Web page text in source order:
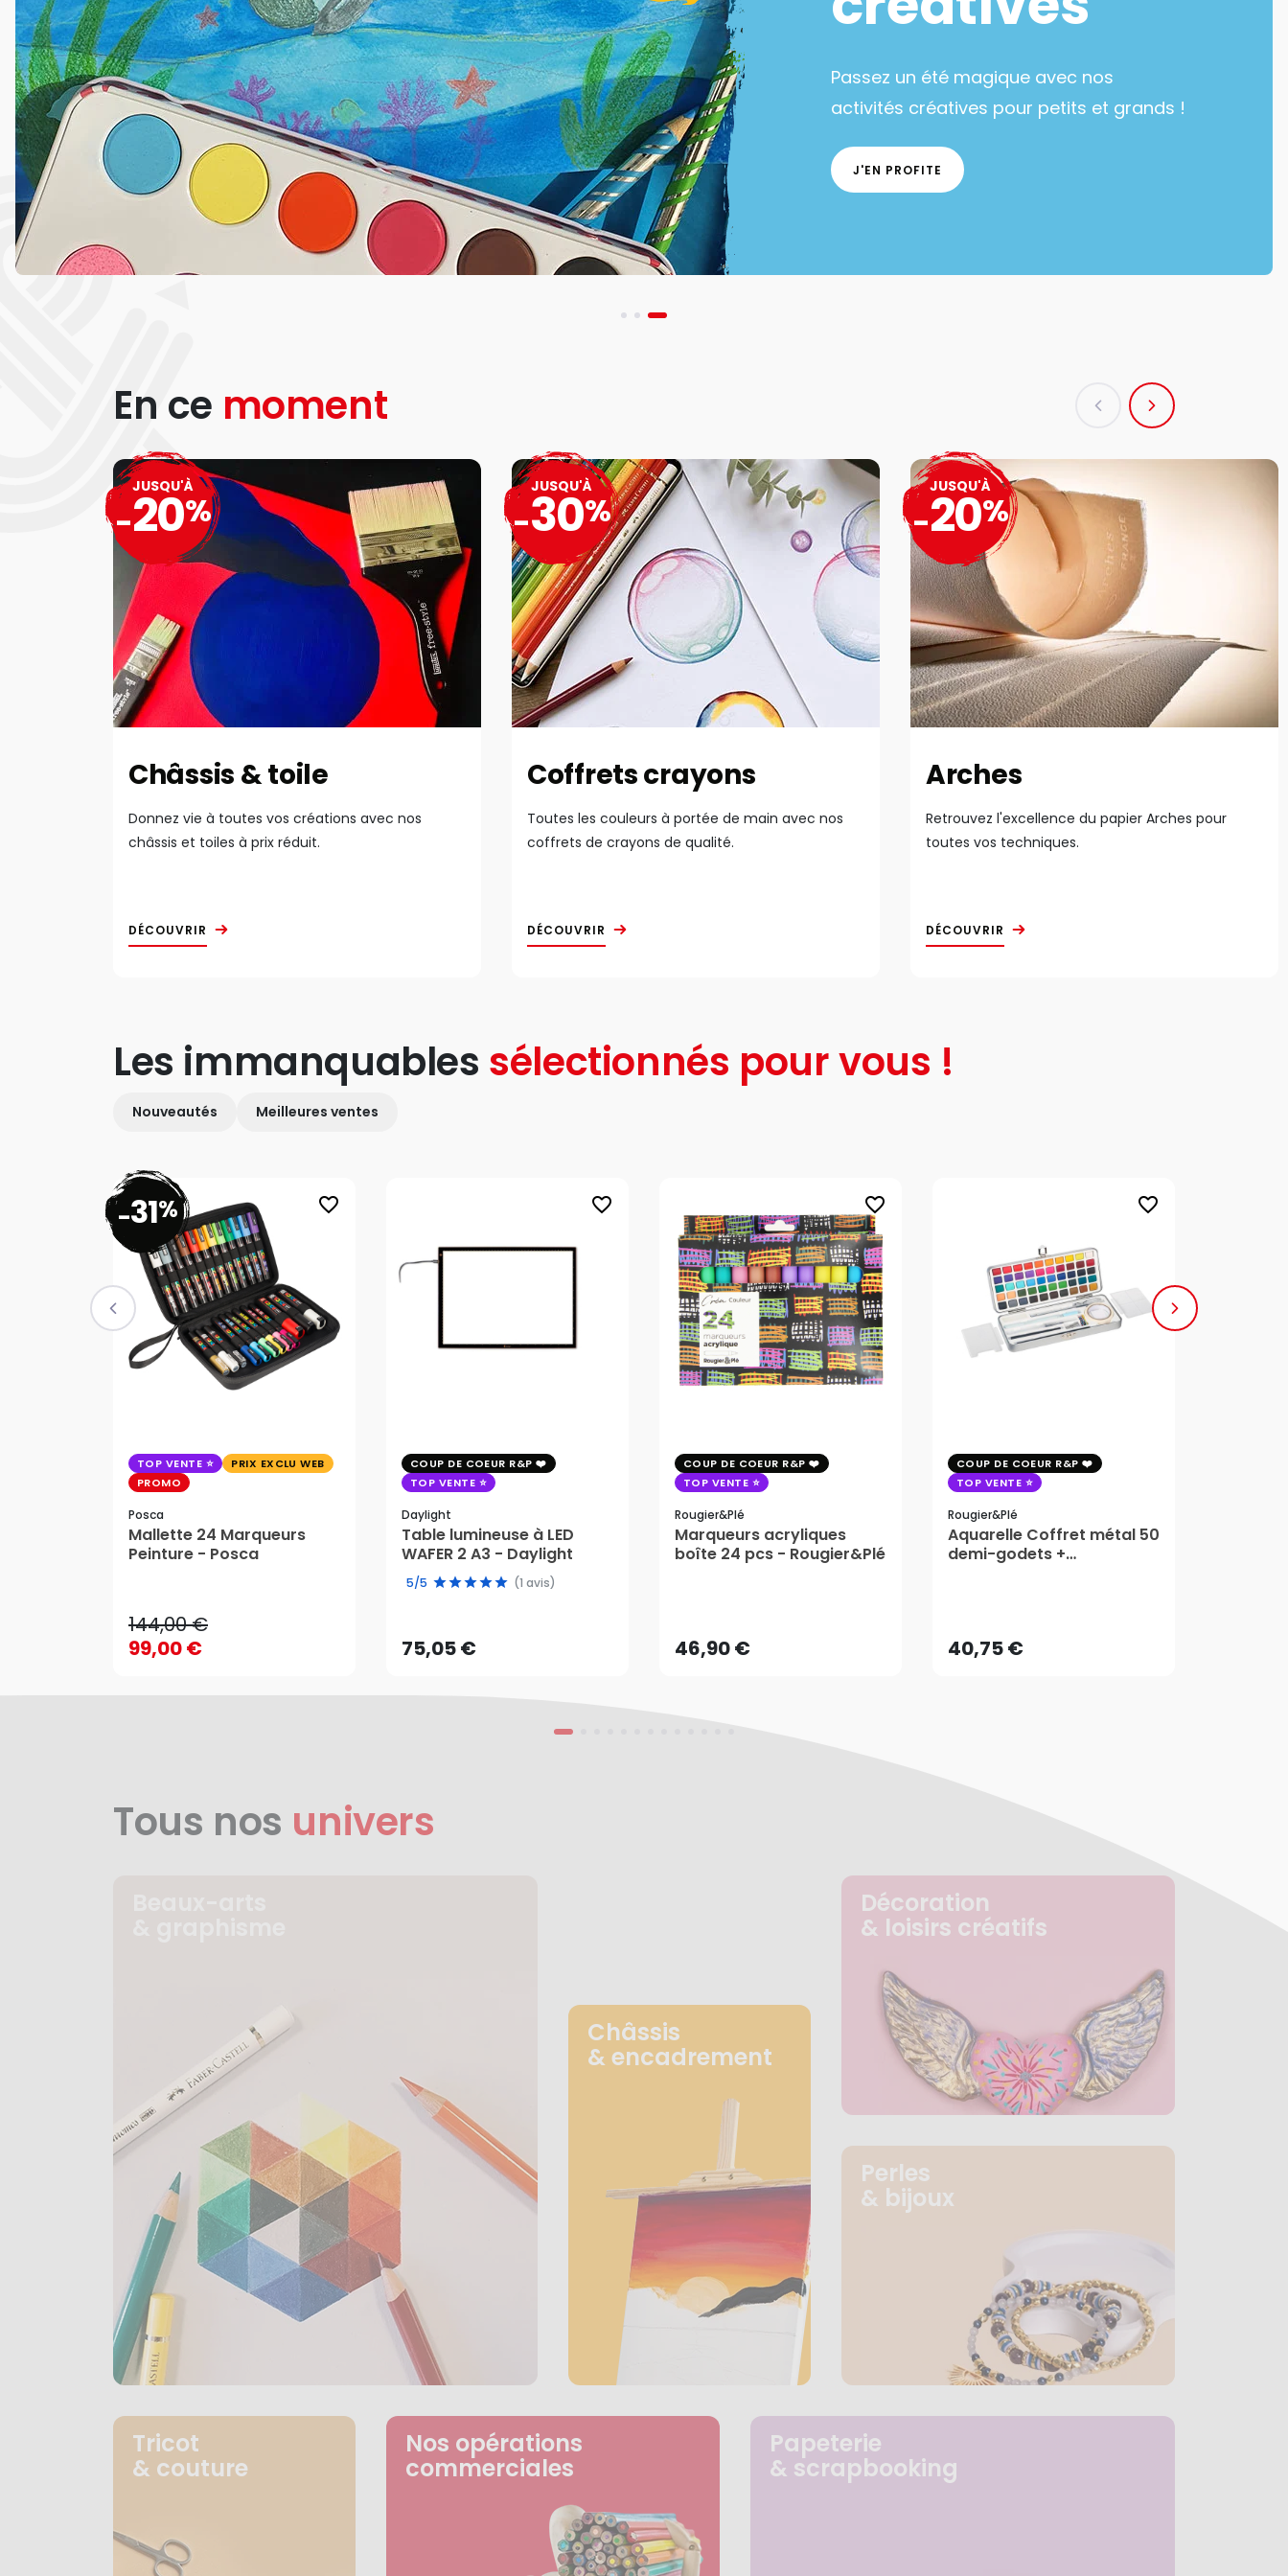
Passez un été magique avec nos
activités créatives pour petits et grands !
J'EN PROFITE
En ce moment
Châssis & toile
Donnez vie à toutes vos créations avec nos
châssis et toiles à prix réduit.
DÉCOUVRIR
JUSQU'À
-20%
Coffrets crayons
Toutes les couleurs à portée de main avec nos
coffrets de crayons de qualité.
DÉCOUVRIR
JUSQU'À
-30%
Arches
Retrouvez l'excellence du papier Arches pour
toutes vos techniques.
DÉCOUVRIR
JUSQU'À
-20%
Les immanquables sélectionnés pour vous !
Nouveautés Meilleures ventes
favorite_border
-31%
TOP VENTE
PRIX EXCLU WEB
PROMO
Posca
Mallette 24 Marqueurs
Peinture - Posca
144,00 €
99,00 €
144,00 €
favorite_border
COUP DE COEUR R&P
TOP VENTE
Daylight
Table lumineuse à LED
WAFER 2 A3 - Daylight
5/5 (1 avis)
75,05 €
75,05 €
favorite_border
COUP DE COEUR R&P
TOP VENTE
Rougier&plé
Marqueurs acryliques
boîte 24 pcs - Rougier&Plé
46,90 €AJOUTER AU PANIER
favorite_border
COUP DE COEUR R&P
TOP VENTE
Rougier&plé
Aquarelle Coffret métal 50
demi-godets +
40,75 €AJOUTER AU PANIER
Tous nos univers
Châssis
& encadrement
Décoration
& loisirs créatifs
Perles
& bijoux
Tricot
& couture
Nos opérations
commerciales
Papeterie
& scrapbooking